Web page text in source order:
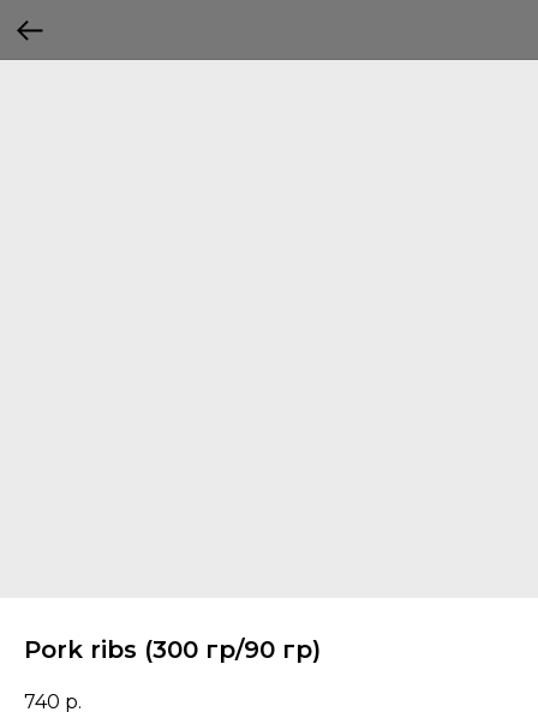
Pork ribs (300 гр/90 гр)
740 р.